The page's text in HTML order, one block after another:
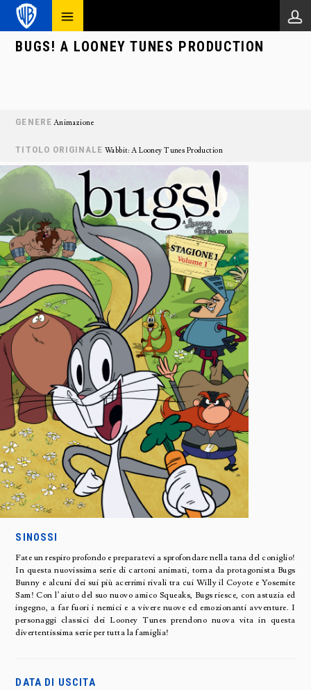
BUGS! A LOONEY TUNES PRODUCTION
GENERE Animazione
TITOLO ORIGINALE Wabbit: A Looney Tunes Production
SINOSSI
Fate un respiro profondo e preparatevi a sprofondare nella tana del coniglio!
In questa nuovissima serie di cartoni animati, torna da protagonista Bugs
Bunny e alcuni dei sui più acerrimi rivali tra cui Willy il Coyote e Yosemite
Sam! Con l’aiuto del suo nuovo amico Squeaks, Bugs riesce, con astuzia ed
ingegno, a far fuori i nemici e a vivere nuove ed emozionanti avventure. I
personaggi classici dei Looney Tunes prendono nuova vita in questa
divertentissima serie per tutta la famiglia!
DATA DI USCITA